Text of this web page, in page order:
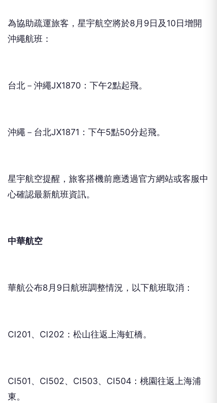
為協助疏運旅客，星宇航空將於8月9日及10日增開
沖繩航班：
台北－沖繩JX1870：下午2點起飛。
沖繩－台北JX1871：下午5點50分起飛。
星宇航空提醒，旅客搭機前應透過官方網站或客服中
心確認最新航班資訊。
中華航空
華航公布8月9日航班調整情況，以下航班取消：
CI201、CI202：松山往返上海虹橋。
CI501、CI502、CI503、CI504：桃園往返上海浦
東。